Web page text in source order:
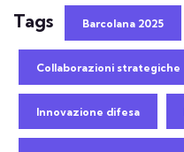
Tags Barcolana 2025
Collaborazioni strategiche
Innovazione difesa